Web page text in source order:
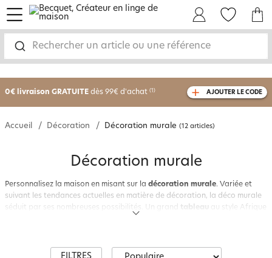
Rechercher un article ou une référence
menu
-25% sur votre commandedès 2 articles
0€ livraison GRATUITE dès 99€ d'achat (1)
avec le code 750801
AJOUTER LE CODE
Accueil Décoration Décoration murale (12 articles)
Décoration murale
Personnalisez la maison en misant sur la décoration murale. Variée et
suivant les tendances actuelles en matière de décoration, la déco murale
séduit par ses nombreuses possibilités. Un grand tableau au style Afrique
Et si on habillait les murs avec desstickers? C’est très originel et avec une